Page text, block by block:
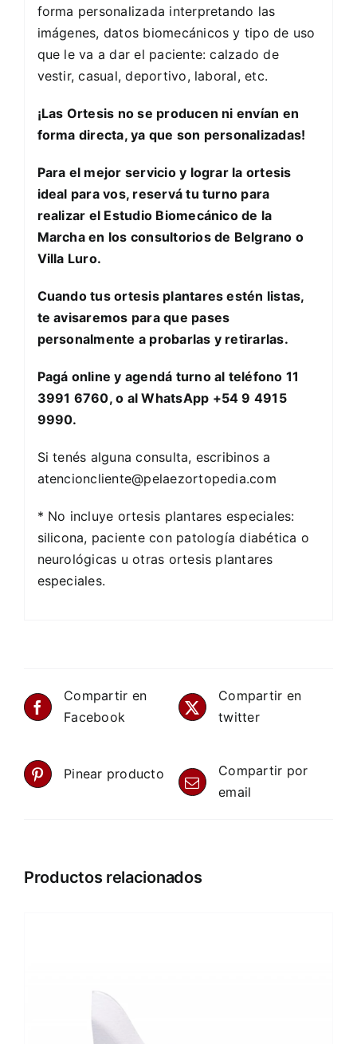
forma personalizada interpretando las
imágenes, datos biomecánicos y tipo de uso
que le va a dar el paciente: calzado de
vestir, casual, deportivo, laboral, etc.
¡Las Ortesis no se producen ni envían en
forma directa, ya que son personalizadas!
Para el mejor servicio y lograr la ortesis
ideal para vos, reservá tu turno para
realizar el Estudio Biomecánico de la
Marcha en los consultorios de Belgrano o
Villa Luro.
Cuando tus ortesis plantares estén listas,
te avisaremos para que pases
personalmente a probarlas y retirarlas.
Pagá online y agendá turno al teléfono 11
3991 6760, o al WhatsApp +54 9 4915
9990.
Si tenés alguna consulta, escribinos a
atencioncliente@pelaezortopedia.com
* No incluye ortesis plantares especiales:
silicona, paciente con patología diabética o
neurológicas u otras ortesis plantares
especiales.
Compartir en
Facebook
Compartir en
twitter
Pinear producto
Compartir por
email
Productos relacionados